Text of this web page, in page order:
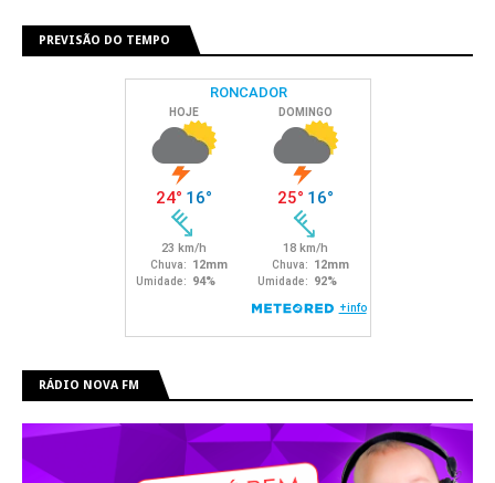
PREVISÃO DO TEMPO
RÁDIO NOVA FM